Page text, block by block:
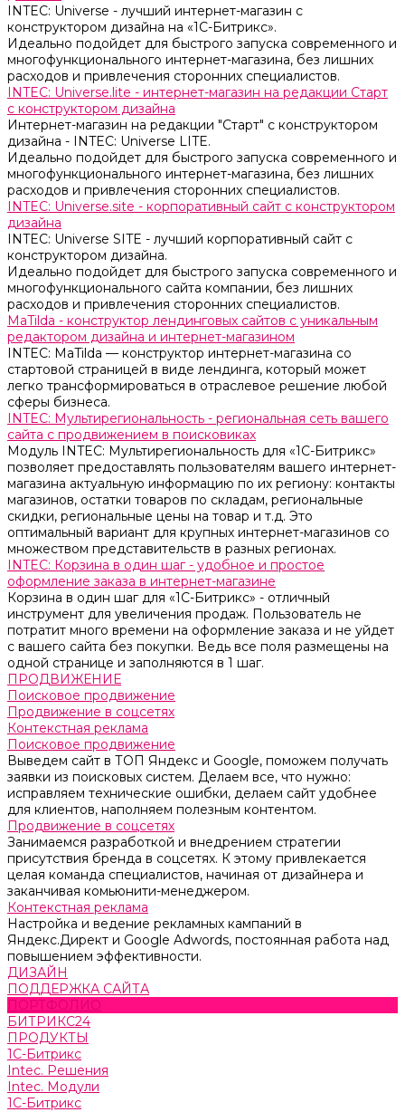
INTEC: Universe - лучший интернет-магазин с
конструктором дизайна на «1C-Битрикс».
Идеально подойдет для быстрого запуска современного и
многофункционального интернет-магазина, без лишних
расходов и привлечения сторонних специалистов.
INTEC: Universe.lite - интернет-магазин на редакции Старт
с конструктором дизайна
Интернет-магазин на редакции "Старт" с конструктором
дизайна - INTEC: Universe LITE.
Идеально подойдет для быстрого запуска современного и
многофункционального интернет-магазина, без лишних
расходов и привлечения сторонних специалистов.
INTEC: Universe.site - корпоративный сайт с конструктором
дизайна
INTEC: Universe SITE - лучший корпоративный сайт с
конструктором дизайна.
Идеально подойдет для быстрого запуска современного и
многофункционального сайта компании, без лишних
расходов и привлечения сторонних специалистов.
MaTilda - конструктор лендинговых сайтов с уникальным
редактором дизайна и интернет-магазином
INTEC: MaTilda — конструктор интернет-магазина со
стартовой страницей в виде лендинга, который может
легко трансформироваться в отраслевое решение любой
сферы бизнеса.
INTEC: Мультирегиональность - региональная сеть вашего
сайта с продвижением в поисковиках
Модуль INTEC: Мультирегиональность для «1С-Битрикс»
позволяет предоставлять пользователям вашего интернет-
магазина актуальную информацию по их региону: контакты
магазинов, остатки товаров по складам, региональные
скидки, региональные цены на товар и т.д. Это
оптимальный вариант для крупных интернет-магазинов со
множеством представительств в разных регионах.
INTEC: Корзина в один шаг - удобное и простое
оформление заказа в интернет-магазине
Корзина в один шаг для «1С-Битрикс» - отличный
инструмент для увеличения продаж. Пользователь не
потратит много времени на оформление заказа и не уйдет
с вашего сайта без покупки. Ведь все поля размещены на
одной странице и заполняются в 1 шаг.
ПРОДВИЖЕНИЕ
Поисковое продвижение
Продвижение в соцсетях
Контекстная реклама
Поисковое продвижение
Выведем сайт в ТОП Яндекс и Google, поможем получать
заявки из поисковых систем. Делаем все, что нужно:
исправляем технические ошибки, делаем сайт удобнее
для клиентов, наполняем полезным контентом.
Продвижение в соцсетях
Занимаемся разработкой и внедрением стратегии
присутствия бренда в соцсетях. К этому привлекается
целая команда специалистов, начиная от дизайнера и
заканчивая комьюнити-менеджером.
Контекстная реклама
Настройка и ведение рекламных кампаний в
Яндекс.Директ и Google Adwords, постоянная работа над
повышением эффективности.
ДИЗАЙН
ПОДДЕРЖКА САЙТА
ПОРТФОЛИО
БИТРИКС24
ПРОДУКТЫ
1С-Битрикс
Intec. Решения
Intec. Модули
1С-Битрикс